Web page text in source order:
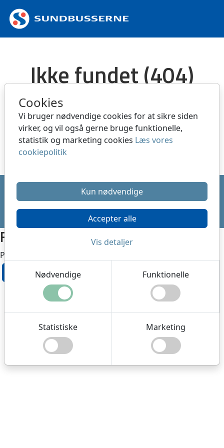
Cookies
Vi bruger nødvendige cookies for at sikre siden
virker, og vil også gerne bruge funktionelle,
statistik og marketing cookies Læs vores
cookiepolitik
Kun nødvendige
Accepter alle
Vis detaljer
Nødvendige Funktionelle
Statistiske Marketing
Ikke fundet (404)
Siden kan være slettet eller flyttet
Gå tilbage til forside
Hvad er en 404 fejl
Ret dine cookie valg
Copyright system:Flex4B®by Flex4Business/ Copyright
indhold: SUNDBUSSERNE A/S
Fejl
Produkt er ikke tilgængeligt nu